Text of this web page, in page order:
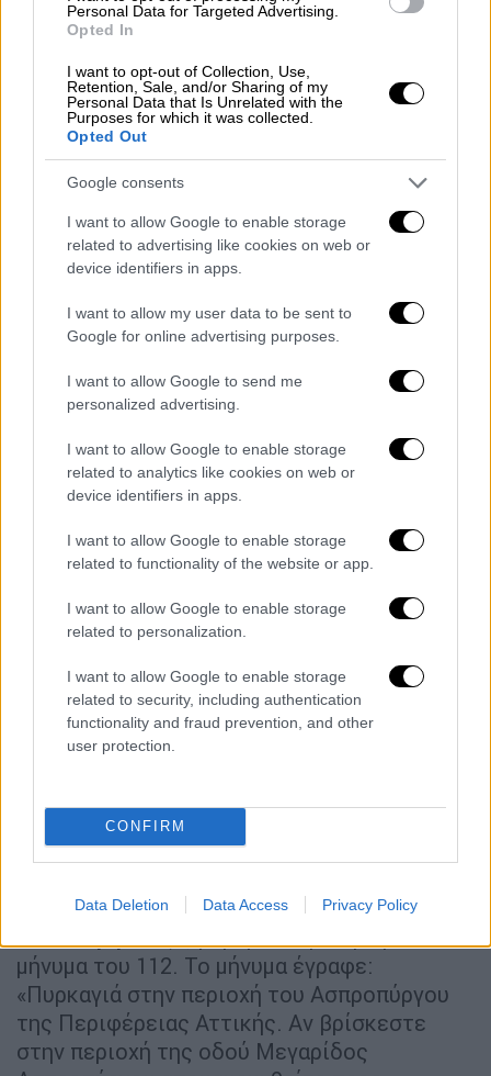
Personal Data for Targeted Advertising.
Opted In
I want to opt-out of Collection, Use,
Retention, Sale, and/or Sharing of my
Personal Data that Is Unrelated with the
Purposes for which it was collected.
Opted Out
Google consents
I want to allow Google to enable storage
related to advertising like cookies on web or
device identifiers in apps.
I want to allow my user data to be sent to
Google for online advertising purposes.
I want to allow Google to send me
personalized advertising.
I want to allow Google to enable storage
related to analytics like cookies on web or
device identifiers in apps.
I want to allow Google to enable storage
related to functionality of the website or app.
I want to allow Google to enable storage
related to personalization.
I want to allow Google to enable storage
related to security, including authentication
functionality and fraud prevention, and other
user protection.
CONFIRM
Data Deletion Data Access Privacy Policy
Μεγαρίδος και Χίου στον Ασπρόπυργο,
Η πυρκαγιά έχει αναπτύξει ισχυρό
πυροθερμικό φορτίοκαι οι πυροσβεστικές
δυνάμεις δίνουνμάχη για να περιορίσουν τις
φλόγες.
Μάλιστα,ανησυχία προκαλείη ύπαρξη
φορτηγού με δεξαμενή προπανίου
Για κατάσβεση επιχειρούν75 πυροσβέστες
με 20 οχήματα καθώς και τέσσερα ειδικά
οχήματα εκ των οποίων δύο βραχιονοφόρα
διυλιστηρίων και ένα ειδικό όχημα
πλήρωσης αναπνευστικών συσκευών, ενώ
από αέρος επιχειρεί και
Συνδρομή παρέχουν υδροφόρες ΟΤΑ.
Εκκενώθηκε περιοχή
Απομάκρυνσηόσων βρίσκονταικοντά στην
μήνυμα του 112. Το μήνυμα έγραφε:
«Πυρκαγιά στην περιοχή του Ασπροπύργου
της Περιφέρειας Αττικής. Αν βρίσκεστε
στην περιοχή της οδού Μεγαρίδος